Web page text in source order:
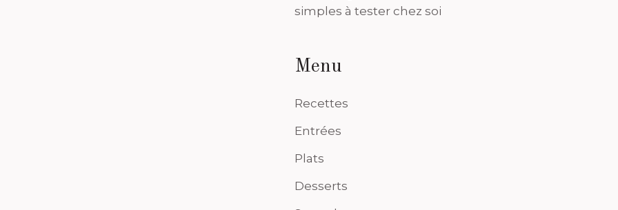
simples à tester chez soi
Menu
Recettes
Entrées
Plats
Desserts